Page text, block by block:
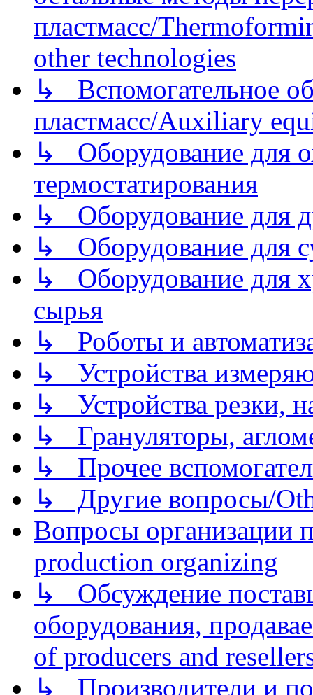
пластмасс/
other technologies
↳ Вспомогательное
пластмасс/Auxiliary
↳ Оборудование для
термостатирования
↳ Оборудование для
↳ Оборудование для
↳ Оборудование для
сырья
↳ Роботы и
↳ Устройства
↳ Устройства резки,
↳ Грануляторы,
↳ Прочее
↳ Другие вопросы/
Вопросы организации
production organizing
↳ Обсуждение
оборудования,
of producers and
↳ Производители и